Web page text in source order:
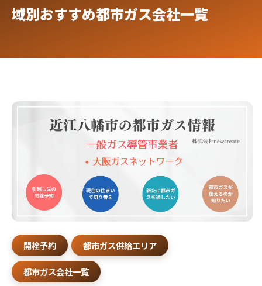
域別おすすめ都市ガス会社一覧
開栓予約 都市ガス供給エリア
都市ガス会社一覧